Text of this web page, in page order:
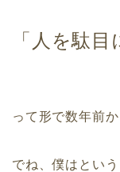
「人を駄
って形で数年前
でね、僕はとい